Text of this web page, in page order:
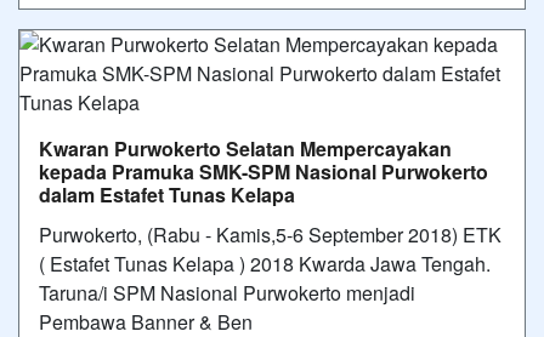
Kwaran Purwokerto Selatan Mempercayakan
kepada Pramuka SMK-SPM Nasional Purwokerto
dalam Estafet Tunas Kelapa
Purwokerto, (Rabu - Kamis,5-6 September 2018) ETK
( Estafet Tunas Kelapa ) 2018 Kwarda Jawa Tengah.
Taruna/i SPM Nasional Purwokerto menjadi
Pembawa Banner & Ben